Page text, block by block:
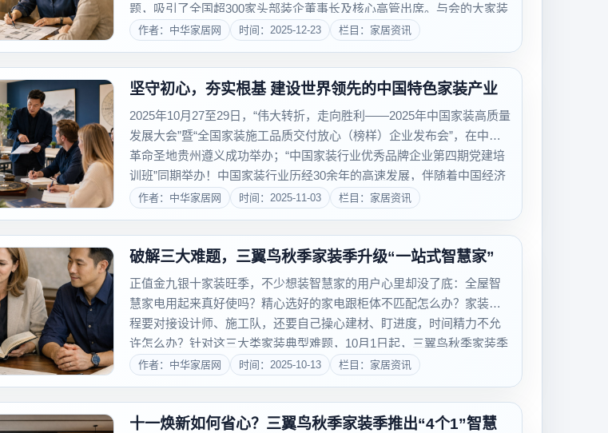
题，吸引了全国超300家头部装企董事长及核心高管出席。与会的大家装
产业头部精英齐聚，共同复盘一年来家装行业的探索突破，展望未来发
作者：中华家居网 时间：2025-12-23 栏目：家居资讯
坚守初心，夯实根基 建设世界领先的中国特色家装产业
2025年10月27至29日，“伟大转折，走向胜利——2025年中国家装高质量
发展大会”暨“全国家装施工品质交付放心（榜样）企业发布会”，在中国
革命圣地贵州遵义成功举办；“中国家装行业优秀品牌企业第四期党建培
训班”同期举办！中国家装行业历经30余年的高速发展，伴随着中国经济
进入高质量...
作者：中华家居网 时间：2025-11-03 栏目：家居资讯
破解三大难题，三翼鸟秋季家装季升级“一站式智慧家”
正值金九银十家装旺季，不少想装智慧家的用户心里却没了底：全屋智
慧家电用起来真好使吗？精心选好的家电跟柜体不匹配怎么办？家装全
程要对接设计师、施工队，还要自己操心建材、盯进度，时间精力不允
许怎么办？针对这三大类家装典型难题，10月1日起，三翼鸟秋季家装季
启动升级“一站式智慧家”服务一一...
作者：中华家居网 时间：2025-10-13 栏目：家居资讯
十一焕新如何省心？三翼鸟秋季家装季推出“4个1”智慧